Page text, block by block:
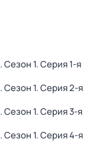
. Сезон 1. Серия 1-я
. Сезон 1. Серия 2-я
. Сезон 1. Серия 3-я
. Сезон 1. Серия 4-я